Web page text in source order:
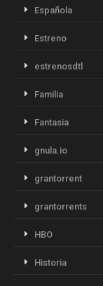
Española
Estreno
estrenosdtl
Familia
Fantasia
gnula.io
grantorrent
grantorrents
HBO
Historia